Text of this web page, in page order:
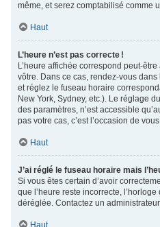
même, et serez comptabilisé comme
Haut
L’heure n’est pas correcte !
L’heure affichée correspond peut-
vôtre. Dans ce cas, rendez-vous
et réglez le fuseau horaire
New York, Sydney, etc.). Le réglage
des paramètres, n’est accessible
pas votre cas, c’est l’occasion de
Haut
J’ai réglé le fuseau horaire mais
Si vous êtes certain d’avoir
que l’heure reste incorrecte,
déréglée. Contactez un
Haut